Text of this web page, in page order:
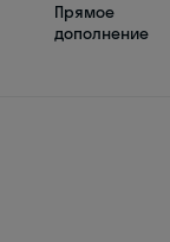
Прямое
дополнение